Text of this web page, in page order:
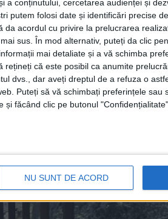
a conținutului, cercetarea audienței și
putem folosi date și identificări precise
da acordul cu privire la prelucrarea
sus. În mod alternativ, puteți da clic
mai detaliate și a vă schimba
rețineți că este posibil ca anumite
dvs., dar aveți dreptul de a refuza o
Puteți să vă schimbați preferințele sau
și făcând clic pe butonul
NU SUNT DE ACORD
una dintre cele mai
Bigăr din 2021 continuă să